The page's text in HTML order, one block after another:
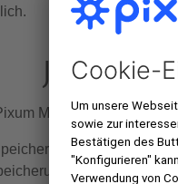
Jetzt
Mitglied profitierst
für deine
von Online-